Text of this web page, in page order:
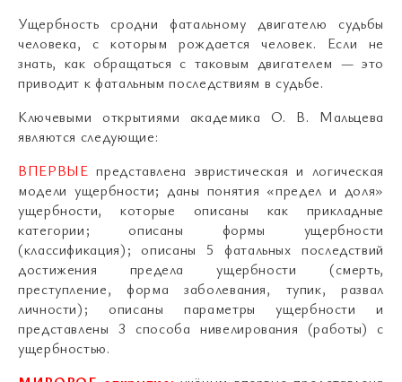
Ущербность сродни фатальному двигателю судьбы
человека, с которым рождается человек. Если не
знать, как обращаться с таковым двигателем — это
приводит к фатальным последствиям в судьбе.
Ключевыми открытиями академика О. В. Мальцева
являются следующие:
ВПЕРВЫЕ представлена эвристическая и логическая
модели ущербности; даны понятия «предел и доля»
ущербности, которые описаны как прикладные
категории; описаны формы ущербности
(классификация); описаны 5 фатальных последствий
достижения предела ущербности (смерть,
преступление, форма заболевания, тупик, развал
личности); описаны параметры ущербности и
представлены 3 способа нивелирования (работы) с
ущербностью.